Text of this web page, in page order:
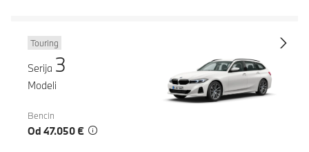
Touring
Serija 3
Modeli
Bencin
Od 47.050 €